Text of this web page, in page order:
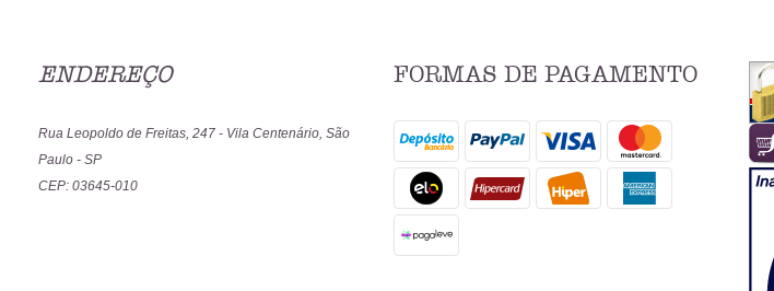
ENDEREÇO
Rua Leopoldo de Freitas, 247 - Vila Centenário, São
Paulo - SP
CEP: 03645-010
FORMAS DE PAGAMENTO